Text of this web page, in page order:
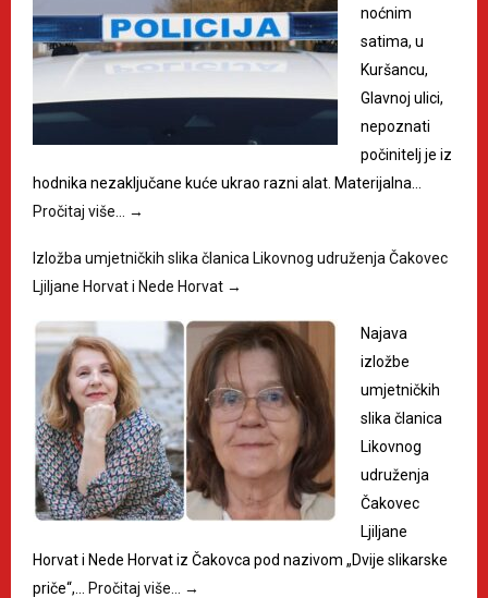
noćnim
satima, u
Kuršancu,
Glavnoj ulici,
nepoznati
počinitelj je iz
hodnika nezaključane kuće ukrao razni alat. Materijalna…
Pročitaj više…
→
Izložba umjetničkih slika članica Likovnog udruženja Čakovec
Ljiljane Horvat i Nede Horvat →
Najava
izložbe
umjetničkih
slika članica
Likovnog
udruženja
Čakovec
Ljiljane
Horvat i Nede Horvat iz Čakovca pod nazivom „Dvije slikarske
priče“,…
Pročitaj više… →